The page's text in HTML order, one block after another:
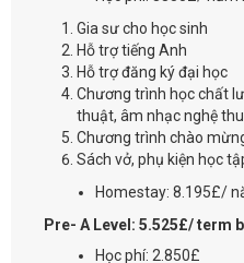
Gia sư cho học sinh
Hỗ trợ tiếng Anh
Hỗ trợ đăng ký đại học
Chương trình học chất
thuật, âm nhạc nghệ
Chương trình chào
Sách vở, phụ kiện học
Homestay: 8.195£/
Pre- A Level: 5.525£/ term
Học phí: 2.850£